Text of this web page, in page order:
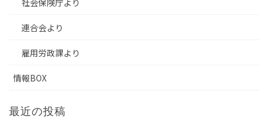
連合会より
雇用労政課より
情報BOX
最近の投稿